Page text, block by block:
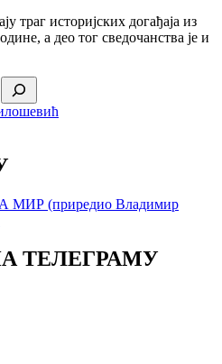
траг историјских догађаја из
а део тог сведочанства је и
ТЕЛЕГРАМУ